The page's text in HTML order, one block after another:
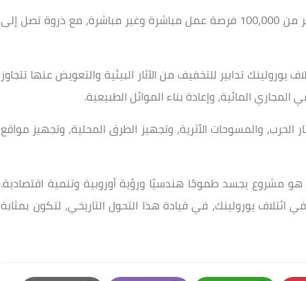
ووفقًا للتقديرات، سيوفر مشروع جسر مضيق ميسينا أكثر من 100,000 فرصة عمل مباشرة وغير مباشرة، مع ذروة تصل إلى
تدابير للتخفيف من الآثار البيئية والتعويض عنها تتجاوز
المائية، وإعادة بناء الموائل الطبيعية.
والمسوحات الأثرية، وتجهيز الطرق المحلية، وتجهيز مواقع
مشروع يجسد طموحًا هندسيًا ورؤية أوروبية وتنمية اقتصادية.
ائتلاف يورولينك، في قيادة هذا التحول التاريخي، لتكون بمثابة